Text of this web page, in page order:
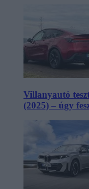
Villanyautó
(2025) – úgy